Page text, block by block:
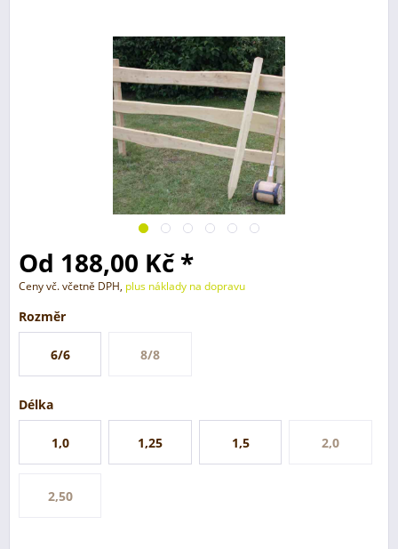
Od 188,00 Kč *
Ceny vč. včetně DPH, plus náklady na dopravu
Rozměr
6/6 8/8
Délka
1,0 1,25 1,5 2,0
2,50